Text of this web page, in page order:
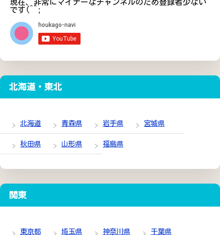
現在、非常にマイナーなチャンネルのため登録者少ない
です(^^;
北海道・東北
北海道 青森県 岩手県 宮城県
秋田県 山形県 福島県
関東
東京都 埼玉県 神奈川県 千葉県